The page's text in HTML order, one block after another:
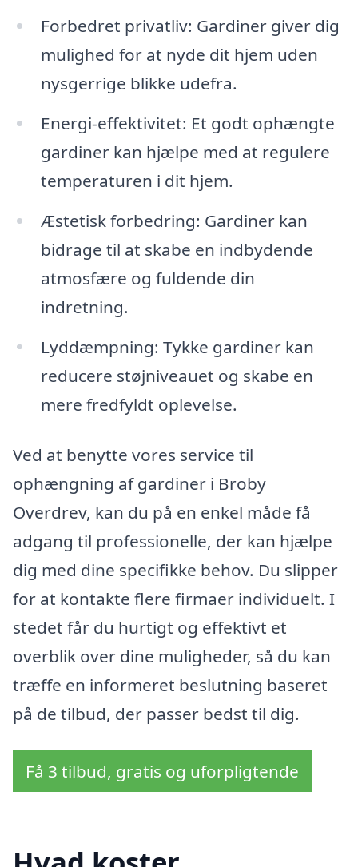
Forbedret privatliv: Gardiner giver dig
mulighed for at nyde dit hjem uden
nysgerrige blikke udefra.
Energi-effektivitet: Et godt ophængte
gardiner kan hjælpe med at regulere
temperaturen i dit hjem.
Æstetisk forbedring: Gardiner kan
bidrage til at skabe en indbydende
atmosfære og fuldende din
indretning.
Lyddæmpning: Tykke gardiner kan
reducere støjniveauet og skabe en
mere fredfyldt oplevelse.
Ved at benytte vores service til
ophængning af gardiner i Broby
Overdrev, kan du på en enkel måde få
adgang til professionelle, der kan hjælpe
dig med dine specifikke behov. Du slipper
for at kontakte flere firmaer individuelt. I
stedet får du hurtigt og effektivt et
overblik over dine muligheder, så du kan
træffe en informeret beslutning baseret
på de tilbud, der passer bedst til dig.
Få 3 tilbud, gratis og uforpligtende